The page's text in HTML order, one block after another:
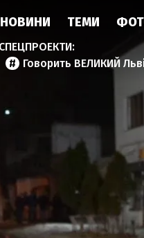
НОВИНИ ТЕМИ
Говорить ВЕЛИКИЙ